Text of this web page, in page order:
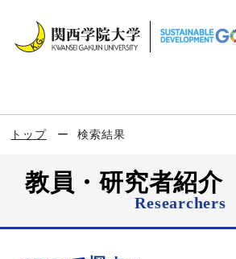
トップ 検索結果
教員・研究者紹介
Researchers